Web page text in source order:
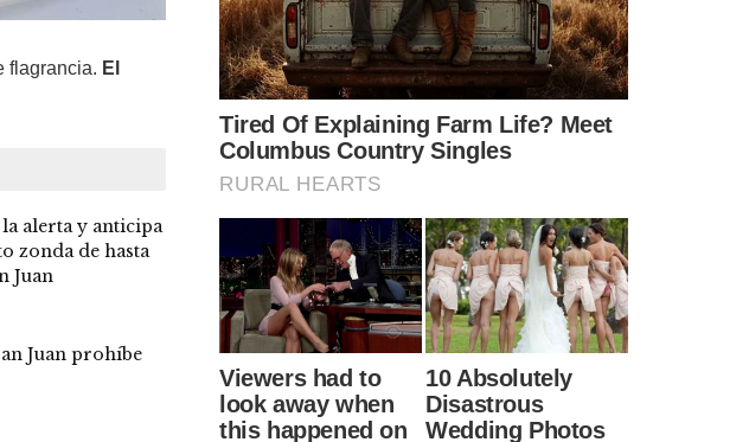
flagrancia. El
alerta y anticipa
zonda de hasta
Juan
Juan prohíbe